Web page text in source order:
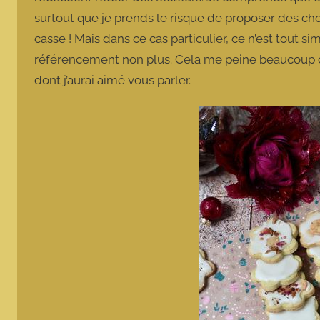
surtout que je prends le risque de proposer des
casse ! Mais dans ce cas particulier, ce n’est tout
référencement non plus. Cela me peine
dont j’aurai aimé vous parler.